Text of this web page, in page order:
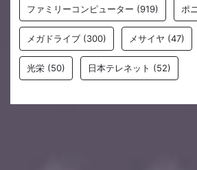
ファミリーコンピューター (919) ポ
メガドライブ (300) メサイヤ (47)
光栄 (50) 日本テレネット (52)